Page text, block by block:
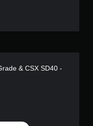
& CSX SD40 -